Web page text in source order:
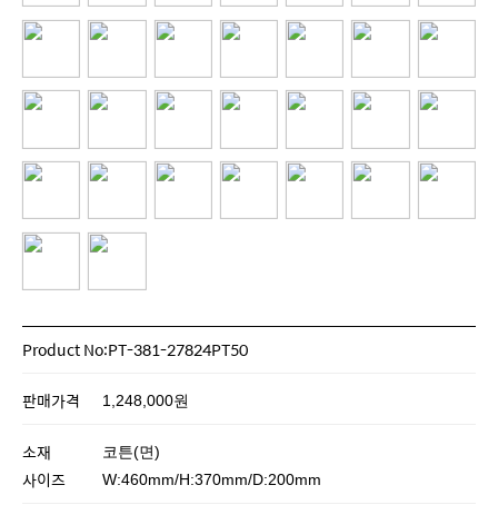
Product No:PT-381-27824PT50
판매가격 1,248,000원
소재 코튼(면)
사이즈 W:460mm/H:370mm/D:200mm